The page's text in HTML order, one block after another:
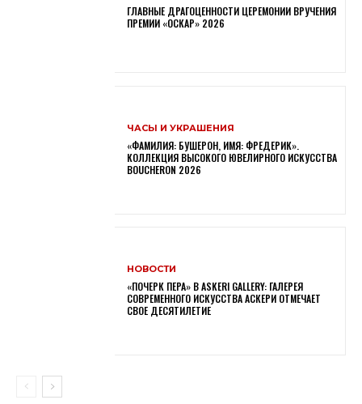
ГЛАВНЫЕ ДРАГОЦЕННОСТИ ЦЕРЕМОНИИ ВРУЧЕНИЯ
ПРЕМИИ «ОСКАР» 2026
ЧАСЫ И УКРАШЕНИЯ
«ФАМИЛИЯ: БУШЕРОН, ИМЯ: ФРЕДЕРИК».
КОЛЛЕКЦИЯ ВЫСОКОГО ЮВЕЛИРНОГО ИСКУССТВА
BOUCHERON 2026
НОВОСТИ
«ПОЧЕРК ПЕРА» В ASKERI GALLERY: ГАЛЕРЕЯ
СОВРЕМЕННОГО ИСКУССТВА АСКЕРИ ОТМЕЧАЕТ
СВОЕ ДЕСЯТИЛЕТИЕ